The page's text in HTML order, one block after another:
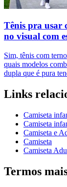
Tênis pra usar
no visual com
Sim, tênis com
quais modelos
dupla que é pura
Links
Camiseta
Camiseta
Camiseta e
Camiseta
Camiseta
Termos